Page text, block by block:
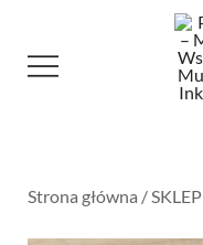
treści
Strona główna /SKLEP